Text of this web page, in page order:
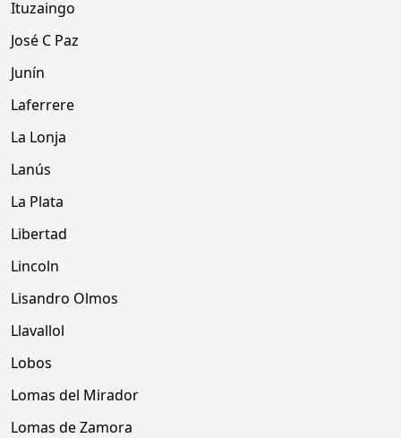
Ituzaingo
José C Paz
Junín
Laferrere
La Lonja
Lanús
La Plata
Libertad
Lincoln
Lisandro Olmos
Llavallol
Lobos
Lomas del Mirador
Lomas de Zamora